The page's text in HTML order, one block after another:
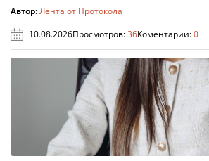
Автор:Лента от Протокола
10.08.2026Просмотров:36Коментарии:0